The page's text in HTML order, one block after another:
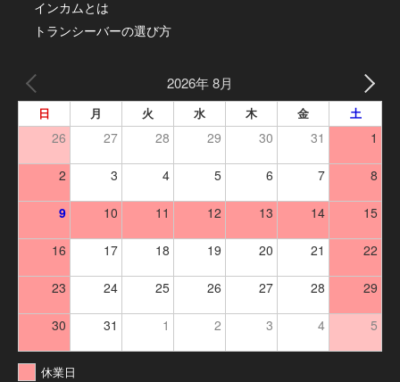
インカムとは
トランシーバーの選び方
2026年 8月
日 月 火 水 木 金 土
26 27 28 29 30 31 1
2 3 4 5 6 7 8
9 10 11 12 13 14 15
16 17 18 19 20 21 22
23 24 25 26 27 28 29
30 31 1 2 3 4 5
休業日